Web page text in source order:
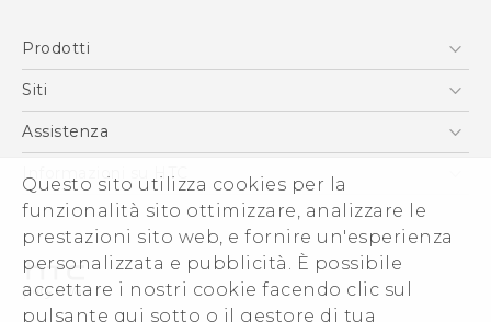
Questo sito utilizza cookies per la
funzionalità sito ottimizzare, analizzare le
prestazioni sito web, e fornire un'esperienza
personalizzata e pubblicità. È possibile
accettare i nostri cookie facendo clic sul
pulsante qui sotto o il gestore di tua
Prodotti
Smartphone
Vive
Accessori
Siti
HTC VIVE
Assistenza
Ecommerce Assistenza
Informazioni su HTC
ESG
Uffici Commerciali
Investitori (Inglese)
Cookie Preferences